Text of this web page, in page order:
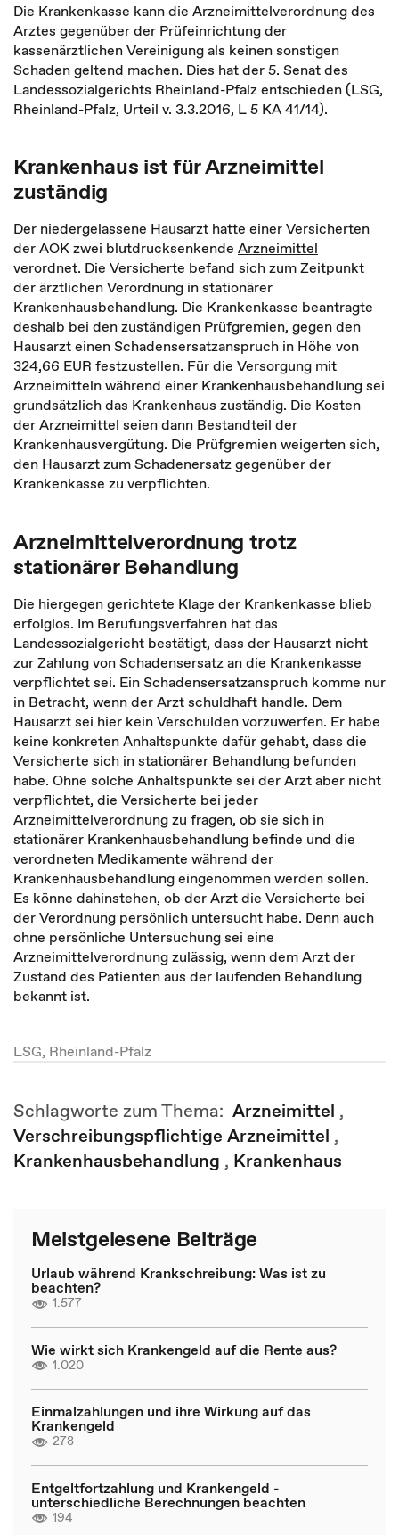
Die Krankenkasse kann die Arzneimittelverordnung des
Arztes gegenüber der Prüfeinrichtung der
kassenärztlichen Vereinigung als keinen sonstigen
Schaden geltend machen. Dies hat der 5. Senat des
Landessozialgerichts Rheinland-Pfalz entschieden (LSG,
Rheinland-Pfalz, Urteil v. 3.3.2016, L 5 KA 41/14).
Krankenhaus ist für Arzneimittel
zuständig
Der niedergelassene Hausarzt hatte einer Versicherten
der AOK zwei blutdrucksenkende Arzneimittel
verordnet. Die Versicherte befand sich zum Zeitpunkt
der ärztlichen Verordnung in stationärer
Krankenhausbehandlung. Die Krankenkasse beantragte
deshalb bei den zuständigen Prüfgremien, gegen den
Hausarzt einen Schadensersatzanspruch in Höhe von
324,66 EUR festzustellen. Für die Versorgung mit
Arzneimitteln während einer Krankenhausbehandlung sei
grundsätzlich das Krankenhaus zuständig. Die Kosten
der Arzneimittel seien dann Bestandteil der
Krankenhausvergütung. Die Prüfgremien weigerten sich,
den Hausarzt zum Schadenersatz gegenüber der
Krankenkasse zu verpflichten.
Arzneimittelverordnung trotz
stationärer Behandlung
Die hiergegen gerichtete Klage der Krankenkasse blieb
erfolglos. Im Berufungsverfahren hat das
Landessozialgericht bestätigt, dass der Hausarzt nicht
zur Zahlung von Schadensersatz an die Krankenkasse
verpflichtet sei. Ein Schadensersatzanspruch komme nur
in Betracht, wenn der Arzt schuldhaft handle. Dem
Hausarzt sei hier kein Verschulden vorzuwerfen. Er habe
keine konkreten Anhaltspunkte dafür gehabt, dass die
Versicherte sich in stationärer Behandlung befunden
habe. Ohne solche Anhaltspunkte sei der Arzt aber nicht
verpflichtet, die Versicherte bei jeder
Arzneimittelverordnung zu fragen, ob sie sich in
stationärer Krankenhausbehandlung befinde und die
verordneten Medikamente während der
Krankenhausbehandlung eingenommen werden sollen.
Es könne dahinstehen, ob der Arzt die Versicherte bei
der Verordnung persönlich untersucht habe. Denn auch
ohne persönliche Untersuchung sei eine
Arzneimittelverordnung zulässig, wenn dem Arzt der
Zustand des Patienten aus der laufenden Behandlung
bekannt ist.
LSG, Rheinland-Pfalz
Schlagworte zum Thema: Arzneimittel ,
Verschreibungspflichtige Arzneimittel ,
Krankenhausbehandlung , Krankenhaus
Meistgelesene Beiträge
Urlaub während Krankschreibung: Was ist zu
beachten?
1.577
Wie wirkt sich Krankengeld auf die Rente aus?
1.020
Einmalzahlungen und ihre Wirkung auf das
Krankengeld
278
Entgeltfortzahlung und Krankengeld -
unterschiedliche Berechnungen beachten
194